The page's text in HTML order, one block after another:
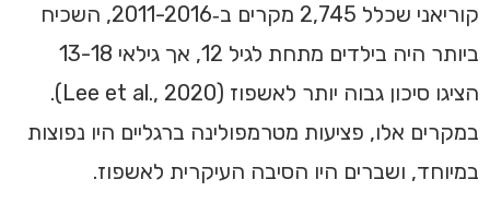
קוריאני שכלל 2,745 מקרים ב‑2011-2016, השכיח
ביותר היה בילדים מתחת לגיל 12, אך גילאי 13-18
הציגו סיכון גבוה יותר לאשפוז (Lee et al., 2020).
במקרים אלו, פציעות מטרמפולינה ברגליים היו נפוצות
במיוחד, ושברים היו הסיבה העיקרית לאשפוז.